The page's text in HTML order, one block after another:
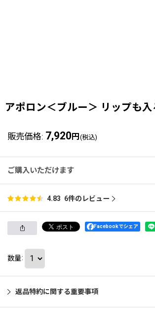
アポロン＜ブルー＞ リップも
販売価格: 7,920 円 (税込)
ご購入いただけます
4.83 6件のレビュー
Facebookでシェア
数量:
返品特約に関する重要事項